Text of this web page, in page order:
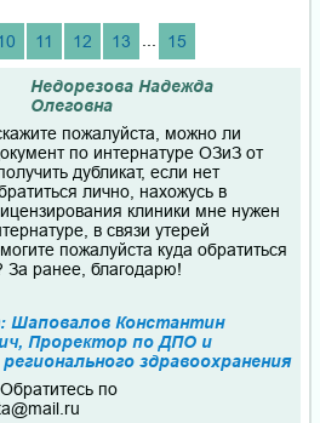
11 12 13 15
Недорезова Надежда
Олеговна
пожалуйста, можно ли
по интернатуре ОЗиЗ от
дубликат, если нет
лично, нахожусь в
клиники мне нужен
в связи утерей
пожалуйста куда обратиться
За ранее, благодарю!
Шаповалов Константин
Проректор по ДПО и
здравоохранения
по